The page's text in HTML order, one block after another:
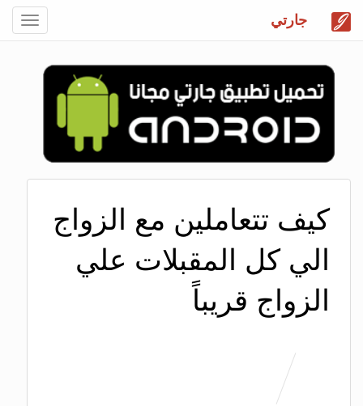
جارتي
كيف تتعاملين مع الزواج
الي كل المقبلات علي
الزواج قريباً